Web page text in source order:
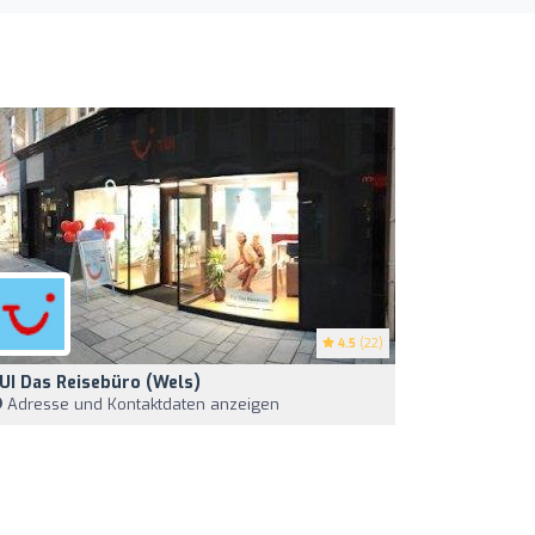
4.5 (22)
Das Reisebüro (Wels)
Adresse und Kontaktdaten anzeigen